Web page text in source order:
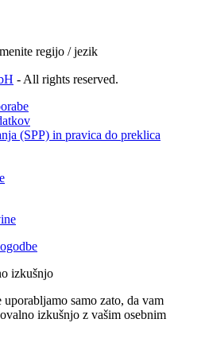
regijo / jezik
- All rights reserved.
(SPP) in pravica do preklica
izkušnjo
samo zato, da vam
izkušnjo z vašim osebnim